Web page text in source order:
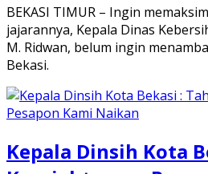
BEKASI TIMUR – Ingin
jajarannya, Kepala Dinas
M. Ridwan, belum ingin
Bekasi.
Kepala Dinsih Kota